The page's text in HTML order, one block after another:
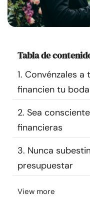
Cursos
Recursos
Comunidad
Encuentra un
Idioma
Sobre nosotros
Tabla de
1. Convénzales
financien tu boda
2. Sea
financieras
3. Nunca
presupuestar
View more